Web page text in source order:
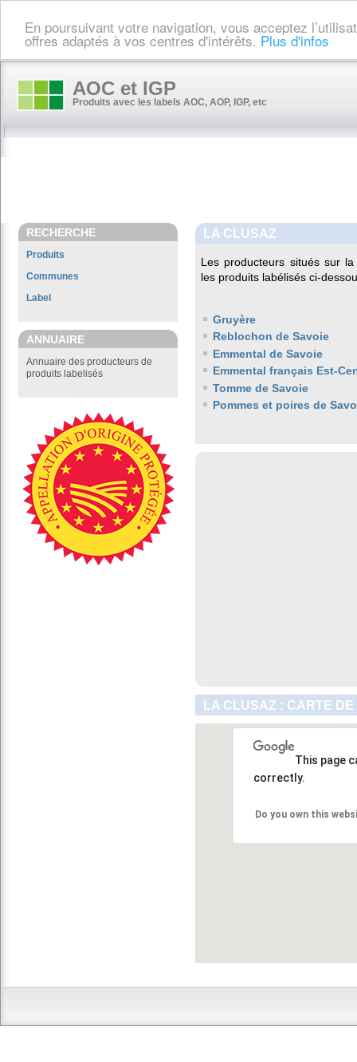
En poursuivant votre navigation, vous acceptez
offres adaptés à vos centres d'intérêts. Plus d'infos
AOC et IGP
Produits avec les labels AOC, AOP, IGP, etc
RECHERCHE
Produits
Communes
Label
ANNUAIRE
Annuaire des producteurs de
produits labelisés
LA CLUSAZ
Les producteurs situés sur
les produits labélisés ci-
Gruyère
Reblochon de Savoie
Emmental de Savoie
Emmental français Est-
Tomme de Savoie
Pommes et poires de
LA CLUSAZ : CARTE
This page
correctly.
Do you own this